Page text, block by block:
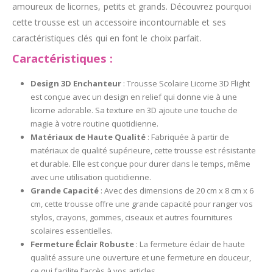
amoureux de licornes, petits et grands. Découvrez pourquoi
cette trousse est un accessoire incontournable et ses
caractéristiques clés qui en font le choix parfait.
Caractéristiques :
Design 3D Enchanteur: Trousse Scolaire Licorne 3D Flight
est conçue avec un design en relief qui donne vie à une
licorne adorable. Sa texture en 3D ajoute une touche de
magie à votre routine quotidienne.
Matériaux de Haute Qualité: Fabriquée à partir de
matériaux de qualité supérieure, cette trousse est résistante
et durable. Elle est conçue pour durer dans le temps, même
avec une utilisation quotidienne.
Grande Capacité: Avec des dimensions de 20 cm x 8 cm x 6
cm, cette trousse offre une grande capacité pour ranger vos
stylos, crayons, gommes, ciseaux et autres fournitures
scolaires essentielles.
Fermeture Éclair Robuste: La fermeture éclair de haute
qualité assure une ouverture et une fermeture en douceur,